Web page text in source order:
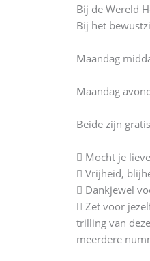
Bij de Wereld
Bij het
Maandag
Maandag
Beide zijn
 Mocht je
 Vrijheid,
 Dankjewel
 Zet voor
trilling van
meerdere